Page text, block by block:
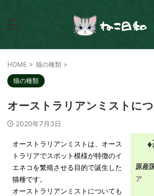
HOME > 猫の種類 >
猫の種類
オーストラリアンミストに
2020年7月3日
オーストラリアンミストは、オース
トラリアでスポット模様が特徴のイ
エネコを繁殖させる目的で誕生した
猫種です。
オーストラリアンミストについても
原産
ア